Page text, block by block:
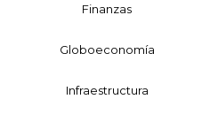
Finanzas
Globoeconomía
Infraestructura